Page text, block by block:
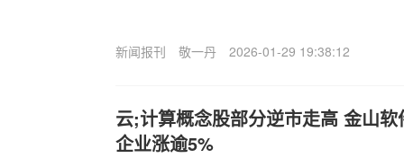
新闻报刊 敬一丹 2026-01-29 19:38:12
云;计算概念股部分逆市走高 金山
企业涨逾5%